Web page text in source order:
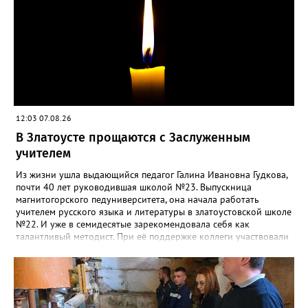
12:03 07.08.26
В Златоусте прощаются с Заслуженным
учителем
Из жизни ушла выдающийся педагог Галина Ивановна Гудкова,
почти 40 лет руководившая школой №23. Выпускница
магнитогорского педуниверситета, она начала работать
учителем русского языка и литературы в златоустовской школе
№22. И уже в семидесятые зарекомендовала себя как
талантливый методист. При её поддержке коллеги участвовали
«Благодаря её мудрому руководству в школе сформировался
сильный педагогический коллектив, объединённый общими
ценностями и любовью к своему делу. Для многих Галина
Ивановна навсегда останется не только талантливым